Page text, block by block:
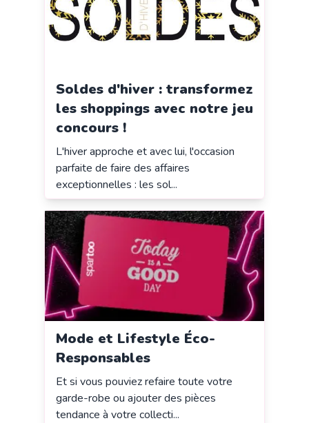
Soldes d'hiver : transformez
les shoppings avec notre jeu
concours !
L'hiver approche et avec lui, l'occasion
parfaite de faire des affaires
exceptionnelles : les sol...
Mode et Lifestyle Éco-
Responsables
Et si vous pouviez refaire toute votre
garde-robe ou ajouter des pièces
tendance à votre collecti...